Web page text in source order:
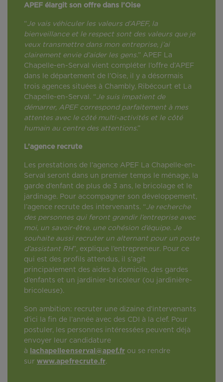
APEF élargit son offre dans l’Oise
“Je vais véhiculer les valeurs d’APEF, la
bienveillance et le respect sont des valeurs que je
veux transmettre dans mon entreprise, j’ai
clairement envie d’aider les gens.” APEF La
Chapelle-en-Serval vient compléter l’offre d’APEF
dans le département de l’Oise, il y a désormais
trois agences situées à Chambly, Ribécourt et La
Chapelle-en-Serval. “Je suis impatient de
démarrer, APEF correspond parfaitement à mes
attentes avec le côté multi-activités et le côté
humain au centre des attentions.”
L’agence recrute
Les prestations de l’agence APEF La Chapelle-en-
Serval seront dans un premier temps le ménage, la
garde d’enfant de plus de 3 ans, le bricolage et le
jardinage. Pour accompagner son développement,
l’agence recrute des intervenants. “Je recherche
des personnes qui feront grandir l’entreprise avec
moi, un savoir-être, une cohésion d’équipe. Je
souhaite aussi recruter un alternant pour un poste
d’assistant RH”, explique l’entrepreneur. Pour ce
qui est des profils attendus, il s’agit
principalement des aides à domicile, des gardes
d’enfants et un jardinier-bricoleur (ou jardinière-
bricoleuse).
Son ambition: recruter une dizaine d’intervenants
d’ici la fin de l’année avec des CDI à la clef. Pour
postuler, les personnes intéressées peuvent déjà
envoyer leur candidature
à
lachapelleenserval@apef.fr ou se rendre
sur www.apefrecrute.fr.